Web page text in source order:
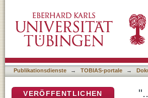
Wort Gottes in
Publikationsdienste → TOBIAS-portale →
VERÖFFENTLICHEN